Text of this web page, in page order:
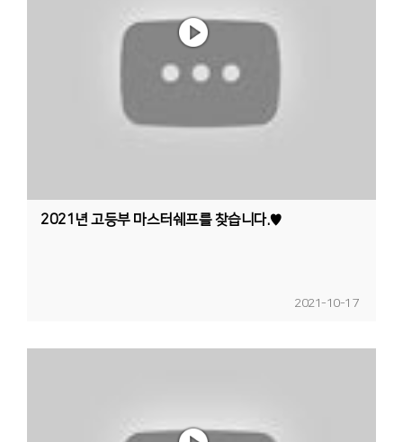
2021년 고등부 마스터쉐프를 찾습니다.♥
2021-10-17